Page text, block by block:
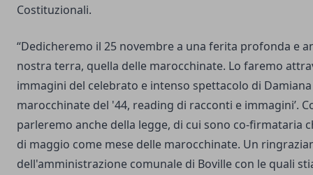
Costituzionali.
“Dedicheremo il 25 novembre a una ferita profonda e
nostra terra, quella delle marocchinate. Lo faremo
immagini del celebrato e intenso spettacolo di Damiana
marocchinate del '44, reading di racconti e immagini’.
parleremo anche della legge, di cui sono co-firmataria
di maggio come mese delle marocchinate. Un
dell'amministrazione comunale di Boville con le quali